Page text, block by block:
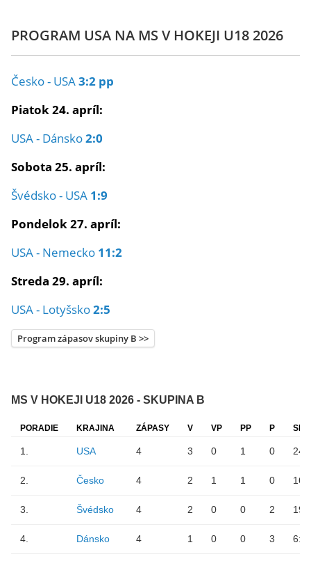
PROGRAM USA NA MS V HOKEJI U18 2026
Česko - USA3:2 pp
Piatok 24. apríl:
USA - Dánsko2:0
Sobota 25. apríl:
Švédsko - USA 1:9
Pondelok 27. apríl:
USA - Nemecko 11:2
Streda 29. apríl:
USA - Lotyšsko2:5
Program zápasov skupiny B >>
MS V HOKEJI U18 2026 - SKUPINA B
PORADIE KRAJINA ZÁPASY V VP PP P
1. USA 4 3 0 1 0
2. Česko 4 2 1 1 0
3. Švédsko 4 2 0 0 2
4. Dánsko 4 1 0 0 3